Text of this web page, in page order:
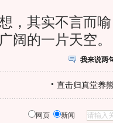
其实不言而喻
阔的一片天空。
我来说两
直击归真堂养
网页 新闻